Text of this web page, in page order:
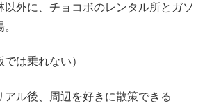
以外に、チョコボのレンタル所とガソ
では乗れない）
アル後、周辺を好きに散策できる